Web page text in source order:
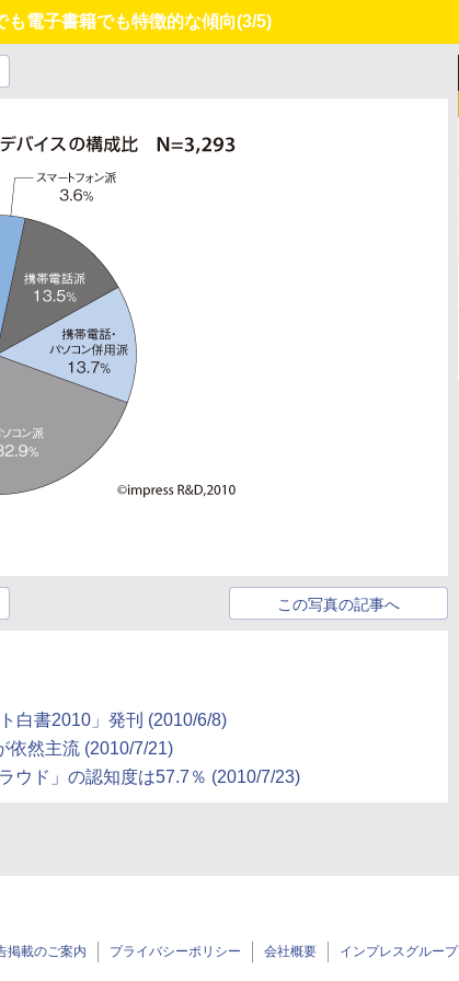
も電子書籍でも特徴的な傾向(3/5)
この写真の記事へ
白書2010」発刊 (2010/6/8)
依然主流 (2010/7/21)
ウド」の認知度は57.7％ (2010/7/23)
掲載のご案内 プライバシーポリシー 会社概要 インプレスグループ